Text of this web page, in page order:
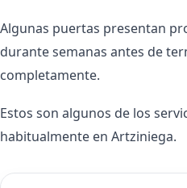
Algunas puertas presentan
durante semanas antes de
completamente.
Estos son algunos de los
habitualmente en Artziniega.